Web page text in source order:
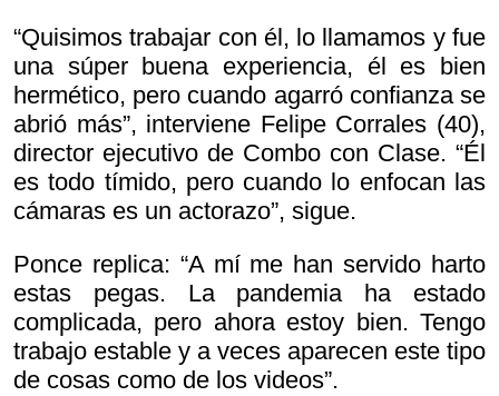
“Quisimos trabajar con él, lo llamamos y fue
una súper buena experiencia, él es bien
hermético, pero cuando agarró confianza se
abrió más”, interviene Felipe Corrales (40),
director ejecutivo de Combo con Clase. “Él
es todo tímido, pero cuando lo enfocan las
cámaras es un actorazo”, sigue.
Ponce replica: “A mí me han servido harto
estas pegas. La pandemia ha estado
complicada, pero ahora estoy bien. Tengo
trabajo estable y a veces aparecen este tipo
de cosas como de los videos”.